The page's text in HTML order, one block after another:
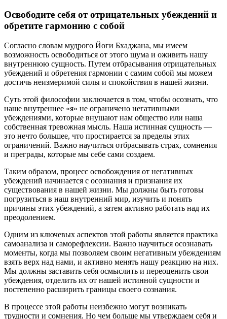
Освободите себя от отрицательных убеждений и
обретите гармонию с собой
Согласно словам мудрого Йоги Бхаджана, мы имеем
возможность освободиться от этого шума и оживить нашу
внутреннюю сущность. Путем отбрасывания отрицательных
убеждений и обретения гармонии с самим собой мы можем
достичь неизмеримой силы и спокойствия в нашей жизни.
Суть этой философии заключается в том, чтобы осознать, что
наше внутреннее «я» не ограничено негативными
убеждениями, которые внушают нам общество или наша
собственная тревожная мысль. Наша истинная сущность —
это нечто большее, что простирается за пределы этих
ограничений. Важно научиться отбрасывать страх, сомнения
и преграды, которые мы себе сами создаем.
Таким образом, процесс освобождения от негативных
убеждений начинается с осознания и признания их
существования в нашей жизни. Мы должны быть готовы
погрузиться в наш внутренний мир, изучить и понять
причины этих убеждений, а затем активно работать над их
преодолением.
Одним из ключевых аспектов этой работы является практика
самоанализа и саморефлексии. Важно научиться осознавать
моменты, когда мы позволяем своим негативным убеждениям
взять верх над нами, и активно менять нашу реакцию на них.
Мы должны заставить себя осмыслить и переоценить свои
убеждения, отделить их от нашей истинной сущности и
постепенно расширить границы своего сознания.
В процессе этой работы неизбежно могут возникать
трудности и сомнения. Но чем больше мы утверждаем себя и